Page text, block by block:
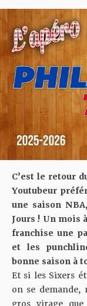
C’est le retour
Youtubeur
une saison
Jours ! Un mois
franchise une
et les
bonne saison à
Et si les Sixers
on se demande,
gros virage